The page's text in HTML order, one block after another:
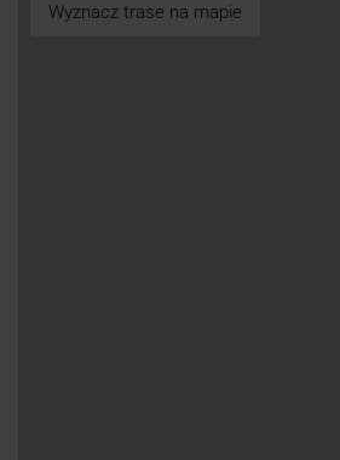
Wyznacz trase na mapie